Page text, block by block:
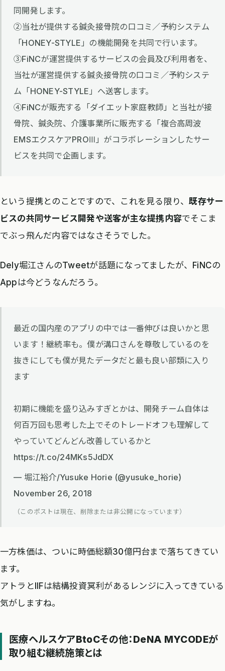
同開発します。
②当社が提供する鍼灸接骨院の口コミ／予約システム
「HONEY-STYLE」の機能開発を共同で行います。
③FiNCが運営提供するサービスの会員及び利用者を、
当社が運営提供する鍼灸接骨院の口コミ／予約システ
ム「HONEY-STYLE」へ送客します。
④FiNCが販売する「ダイエット家庭教師」と当社が接
骨院、鍼灸院、介護事業所に販売する「複合高周波
EMSエクスケアPROⅢ」がコラボレーションしたサー
ビスを共同で企画します。
という提携とのことですので、これを見る限り、既存サー
ビスの共同サービス開発や送客が主な提携内容でそこま
でぶっ飛んだ内容ではなさそうでした。
Dely堀江さんのTweetが話題になってましたが、FiNCの
Appは今どうなんだろう。
最近の国内産のアプリの中では一番伸びは良いかと思
います！継続率も。僕が溝口さんを尊敬しているのを
抜きにしても僕が見たデータだと最も良い部類に入り
ます
初期に機能を盛り込みすぎとかは、開発チーム自体は
何百万回も思考した上でそのトレードオフも理解して
やっていてどんどん改善しているかと
https://t.co/24MKs5JdDX
— 堀江裕介/Yusuke Horie (@yusuke_horie)
November 26, 2018
（このポストは現在、削除または非公開になっています）
一方株価は、ついに時価総額30億円台まで落ちてきてい
ます。
アトラとIIFは結構投資冥利があるレンジに入ってきている
気がしますね。
医療ヘルスケアBtoCその他：DeNA MYCODEが
取り組む継続施策とは